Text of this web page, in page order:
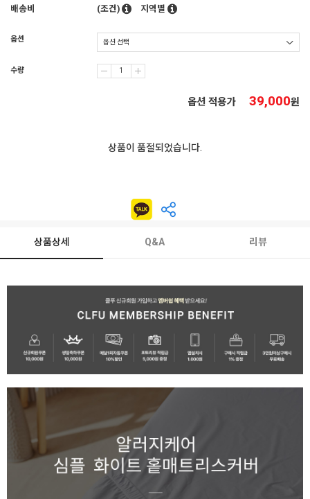
배송비
(조건) 지역별
옵션
수량
옵션 적용가 39,000원
상품이 품절되었습니다.
상품상세 Q&A 리뷰